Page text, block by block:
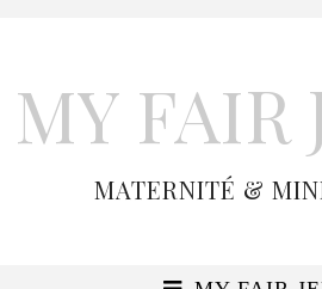
MY FAIR
MATERNITÉ &